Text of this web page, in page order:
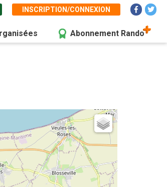
INSCRIPTION/CONNEXION
Abonnement Rando